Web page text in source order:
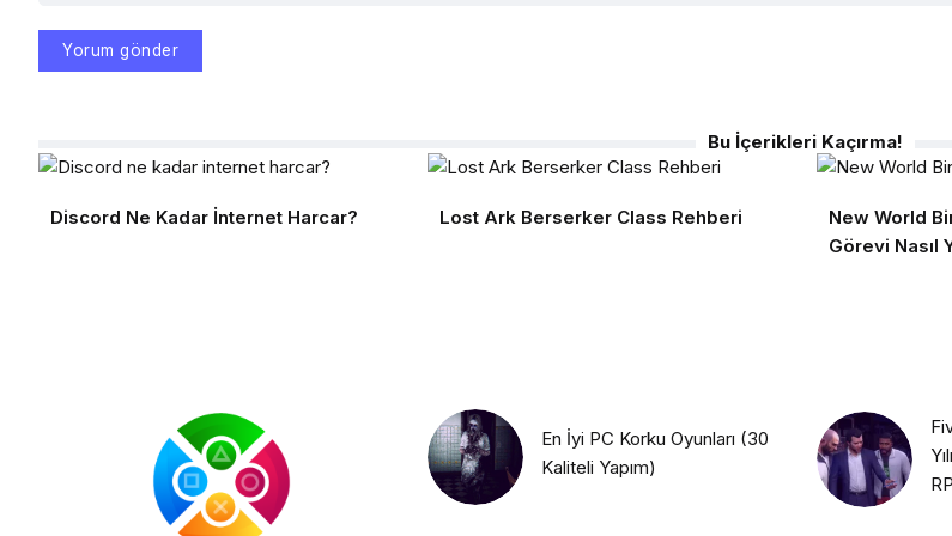
Bu İçerikleri Kaçırma!
Discord Ne Kadar İnternet Harcar? Lost Ark Berserker Class Rehberi
New World
Görevi Nasıl
En İyi PC Korku Oyunları (30
Kaliteli Yapım)